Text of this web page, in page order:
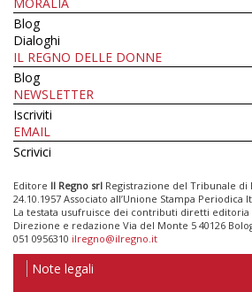
Blog
Dialoghi
IL REGNO DELLE DONNE
Blog
NEWSLETTER
Iscriviti
EMAIL
Scrivici
Editore Il Regno srl Registrazione del Tribunale di
24.10.1957 Associato all’Unione Stampa Periodica
La testata usufruisce dei contributi diretti editoria
Direzione e redazione Via del Monte 5 40126
051 0956310 ilregno@ilregno.it
Note legali